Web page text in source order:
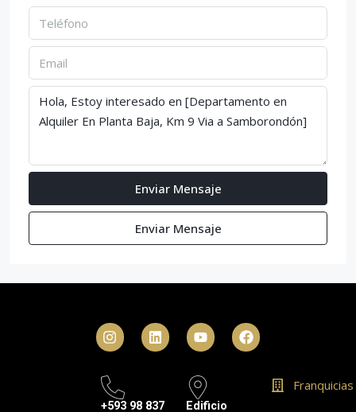
Enviar Mensaje
Enviar Mensaje
+593 98 837 Edificio
Franquicias